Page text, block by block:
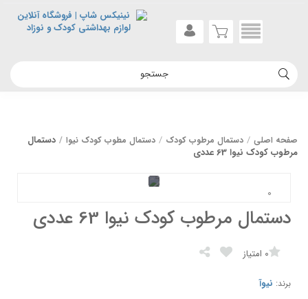
صفحه اصلی دستمال مرطوب کودک دستمال مطوب کودک نیوا
دستمال
مرطوب کودک نیوا 63 عددی
دستمال مرطوب کودک نیوا 63 عددی
0 امتیاز
برند: نیوآ